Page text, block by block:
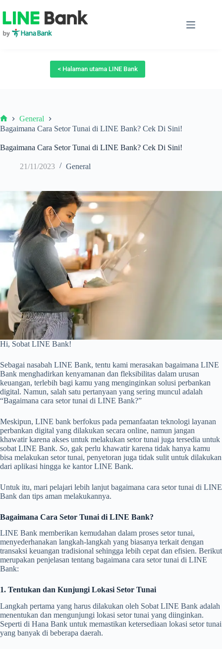
to
content
< Halaman utama LINE Bank
Beranda
General
Bagaimana Cara Setor Tunai di LINE Bank? Cek Di Sini!
Bagaimana Cara Setor Tunai di LINE Bank? Cek Di Sini!
21/11/2023 General
Hi, Sobat LINE Bank!
Sebagai nasabah LINE Bank, tentu kami merasakan bagaimana LINE
Bank menghadirkan kenyamanan dan fleksibilitas dalam urusan
keuangan, terlebih bagi kamu yang menginginkan solusi perbankan
digital. Namun, salah satu pertanyaan yang sering muncul adalah
“Bagaimana cara setor tunai di LINE Bank?”
Meskipun, LINE bank berfokus pada pemanfaatan teknologi layanan
perbankan digital yang dilakukan secara online, namun jangan
khawatir karena akses untuk melakukan setor tunai juga tersedia untuk
sobat LINE Bank. So, gak perlu khawatir karena tidak hanya kamu
bisa melakukan setor tunai, penyetoran juga tidak sulit untuk dilakukan
dari aplikasi hingga ke kantor LINE Bank.
Untuk itu, mari pelajari lebih lanjut bagaimana cara setor tunai di LINE
Bank dan tips aman melakukannya.
Bagaimana Cara Setor Tunai di LINE Bank?
LINE Bank memberikan kemudahan dalam proses setor tunai,
menyederhanakan langkah-langkah yang biasanya terkait dengan
transaksi keuangan tradisional sehingga lebih cepat dan efisien. Berikut
merupakan penjelasan tentang bagaimana cara setor tunai di LINE
Bank:
1. Tentukan dan Kunjungi Lokasi Setor Tunai
Langkah pertama yang harus dilakukan oleh Sobat LINE Bank adalah
menentukan dan mengunjungi lokasi setor tunai yang diinginkan.
Seperti di Hana Bank untuk memastikan ketersediaan lokasi setor tunai
yang banyak di beberapa daerah.